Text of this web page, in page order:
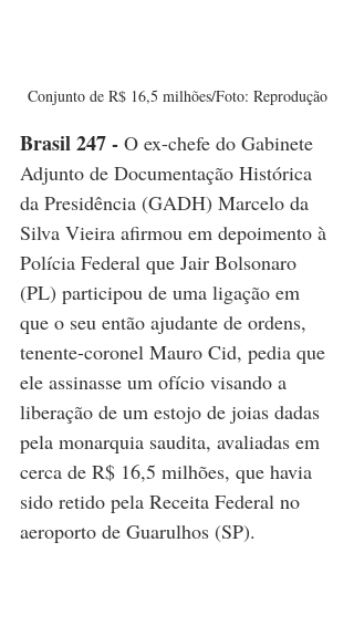
Conjunto de R$ 16,5 milhões/Foto: Reprodução
Brasil 247 - O ex-chefe do Gabinete
Adjunto de Documentação Histórica
da Presidência (GADH) Marcelo da
Silva Vieira afirmou em depoimento à
Polícia Federal que Jair Bolsonaro
(PL) participou de uma ligação em
que o seu então ajudante de ordens,
tenente-coronel Mauro Cid, pedia que
ele assinasse um ofício visando a
liberação de um estojo de joias dadas
pela monarquia saudita, avaliadas em
cerca de R$ 16,5 milhões, que havia
sido retido pela Receita Federal no
aeroporto de Guarulhos (SP).